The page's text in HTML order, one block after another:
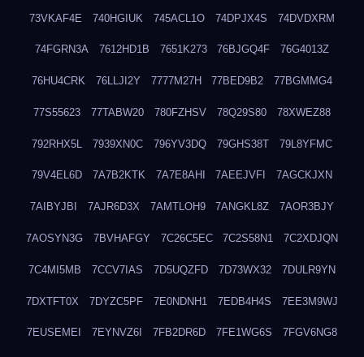
73VKAF4E 740HGIUK 745ACL1O 74DPJX4S 74DVDXRM
74FGRN3A 7612HD1B 7651K273 76BJGQ4F 76G4013Z
76HU4CRK 76LLJI2Y 7777M27H 77BED9B2 77BGMMG4
77S55623 77TABW20 780FZHSV 78Q29S80 78XWEZ88
792RHX5L 7939XN0C 796YV3DQ 79GHS38T 79L8YFMC
79V4EL6D 7A7B2KTK 7A7E8AHI 7AEEJVFI 7AGCKJXN
7AIBYJBI 7AJR6D3X 7AMTLOH9 7ANGKL8Z 7AOR3BJY
7AOSYN3G 7BVHAFGY 7C26C5EC 7C2S58N1 7C2XDJQN
7C4MI5MB 7CCV7IAS 7D5UQZFD 7D73WX32 7DULR9YN
7DXTFT0X 7DYZC5PF 7E0NDNH1 7EDB4H4S 7EE3M9WJ
7EUSEMEI 7EYNVZ6I 7FB2DR6D 7FE1WG6S 7FGV6NG8